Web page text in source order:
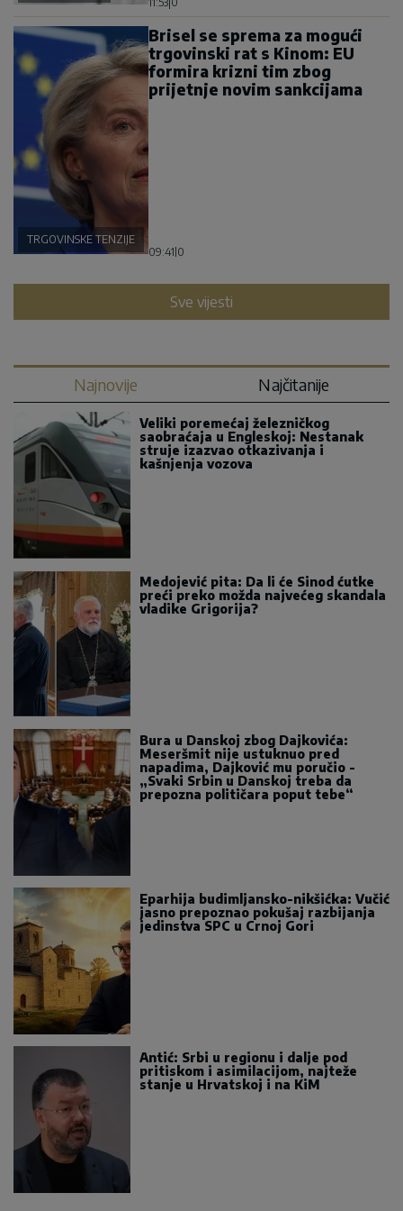
TRGOVINSKE TENZIJE
Brisel se sprema za mogući
trgovinski rat s Kinom: EU
formira krizni tim zbog
prijetnje novim sankcijama
09:41 0
Sve vijesti
Najnovije Najčitanije
Veliki poremećaj železničkog
saobraćaja u Engleskoj: Nestanak
struje izazvao otkazivanja i
kašnjenja vozova
Medojević pita: Da li će Sinod ćutke
preći preko možda najvećeg skandala
vladike Grigorija?
Bura u Danskoj zbog Dajkovića:
Meseršmit nije ustuknuo pred
napadima, Dajković mu poručio -
„Svaki Srbin u Danskoj treba da
prepozna političara poput tebe“
Eparhija budimljansko-nikšićka: Vučić
jasno prepoznao pokušaj razbijanja
jedinstva SPC u Crnoj Gori
Antić: Srbi u regionu i dalje pod
pritiskom i asimilacijom, najteže
stanje u Hrvatskoj i na KiM